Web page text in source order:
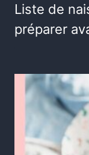
Liste de
préparer